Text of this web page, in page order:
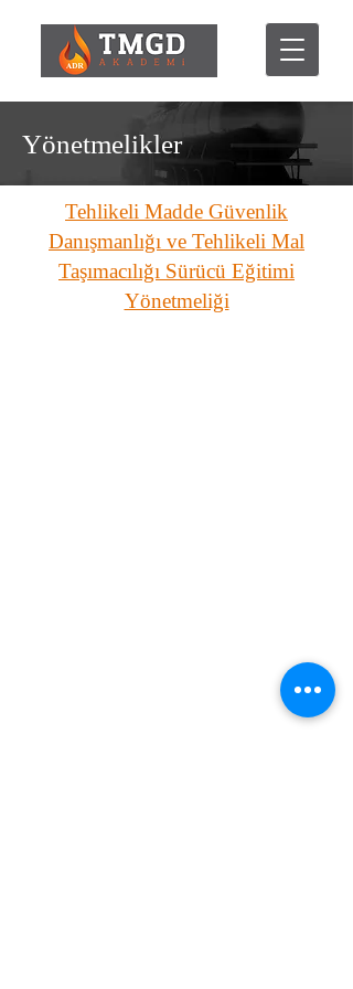
Yönetmelikler
Tehlikeli Madde Güvenlik
Danışmanlığı ve Tehlikeli Mal
Taşımacılığı Sürücü Eğitimi
Yönetmeliği